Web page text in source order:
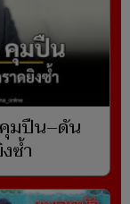
มปืน–ดัน
ซ้ำ